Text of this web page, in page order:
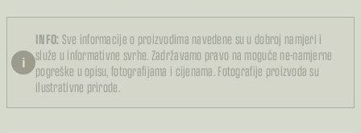
i
INFO: Sve informacije o proizvodima navedene su u dobroj namjeri i
služe u informativne svrhe. Zadržavamo pravo na moguće ne-namjerne
pogreške u opisu, fotografijama i cijenama. Fotografije proizvoda su
ilustrativne prirode.